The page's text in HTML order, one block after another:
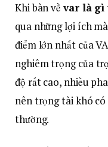
Khi bàn vềvar là gì
qua những lợi ích
điểm lớn nhất của
nghiêm trọng của
độ rất cao, nhiều
nên trọng tài khó
thường.